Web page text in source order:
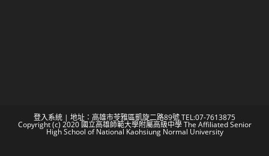
登入系統 | 地址：高雄市苓雅區凱旋二路89號 TEL:07-7613875
Copyright (c) 2020 國立高雄師範大學附屬高級中學 The Affiliated Senior
High School of National Kaohsiung Normal University